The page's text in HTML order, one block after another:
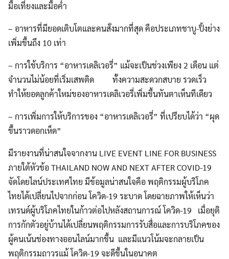
มื้อเที่ยงและมื้อค่ำ
– อาหารที่มียอดเติบโตและคนสั่งมากที่สุด คือประเภทชาบู-ปิ้งย่าง
เพิ่มขึ้นถึง 10 เท่า
– การใช้บริการ “อาหารเดลิเวอรี่” แม้จะเป็นช่วงเพียง 2 เดือน แต่
จำนวนไม่น้อยที่เริ่มเสพติด ทั้งความสะดวกสบาย รวดเร็ว
ทำให้ยอดลูกค้าใหม่ของอาหารเดลิเวอรี่เพิ่มขึ้นทันตาเห็นทีเดียว
– การเพิ่มการให้บริการของ “อาหารเดลิเวอรี่” ที่เปรียบได้ว่า “ผุด
ขึ้นราวดอกเห็ด”
มีรายงานที่น่าสนใจจากงาน LIVE EVENT LINE FOR BUSINESS
ภายใต้หัวข้อ THAILAND NOW AND NEXT AFTER COVID-19
จัดโดยไลน์ประเทศไทย มีข้อมูลน่าสนใจคือ พฤติกรรมผู้บริโภค
ไทยได้เปลี่ยนไปจากก่อน โควิด-19 ระบาด โดยฉายภาพให้เห็นว่า
เทรนด์ผู้บริโภคไทยในก้าวต่อไปหลังสถานการณ์ โควิด-19 เมื่อยุติ
การกักตัวอยู่บ้านได้เปลี่ยนพฤติกรรมการรับสื่อและการบริโภคของ
ผู้คนเน้นช่องทางออนไลน์มากขึ้น และมีแนวโน้มจะกลายเป็น
พฤติกรรมถาวรแม้ โควิด-19 จะดีขึ้นในอนาคต